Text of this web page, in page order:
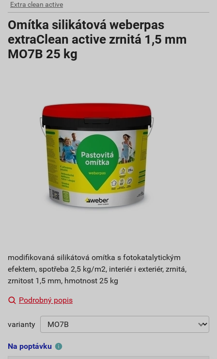
Extra clean active
Omítka silikátová weberpas
extraClean active zrnitá 1,5 mm
MO7B 25 kg
modifikovaná silikátová omítka s fotokatalytickým
efektem, spotřeba 2,5 kg/m2, interiér i exteriér, zrnitá,
zrnitost 1,5 mm, hmotnost 25 kg
Podrobný popis
varianty
Na poptávku